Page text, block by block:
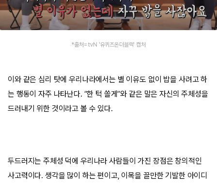
*출처= tvN '유퀴즈온더블럭' 캡처
이와 같은 심리 탓에 우리나라에서는 별 이유도 없이 밥을 사려고 하
는 행동이 자주 나타난다. “한 턱 쏠게”와 같은 말은 자신의 주체성을
드러내기 위한 것이라고 볼 수 있다.
두드러지는 주체성 덕에 우리나라 사람들이 가진 장점은 창의적인
사고력이다. 생각을 많이 하는 편이고, 이목을 끌만한 기발한 아이디